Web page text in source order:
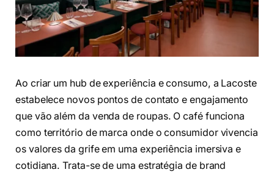
Ao criar um hub de experiência e consumo, a Lacoste
estabelece novos pontos de contato e engajamento
que vão além da venda de roupas. O café funciona
como território de marca onde o consumidor vivencia
os valores da grife em uma experiência imersiva e
cotidiana. Trata-se de uma estratégia de brand